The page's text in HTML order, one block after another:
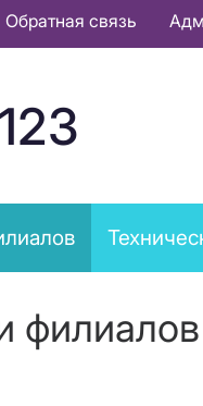
Обратная связь
123
филиалов